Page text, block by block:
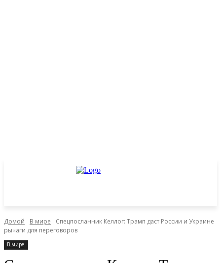
Домой В мире
Спецпосланник Келлог: Трамп даст России и Украине
рычаги для переговоров
В мире